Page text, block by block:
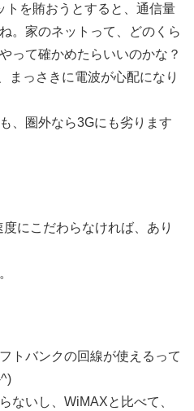
トを賄おうとすると、通信量
。家のネットって、どのくら
って確かめたらいいのかな？
まっさきに電波が心配になり
、圏外なら3Gにも劣ります
にこだわらなければ、あり
トバンクの回線が使えるって
ないし、WiMAXと比べて、